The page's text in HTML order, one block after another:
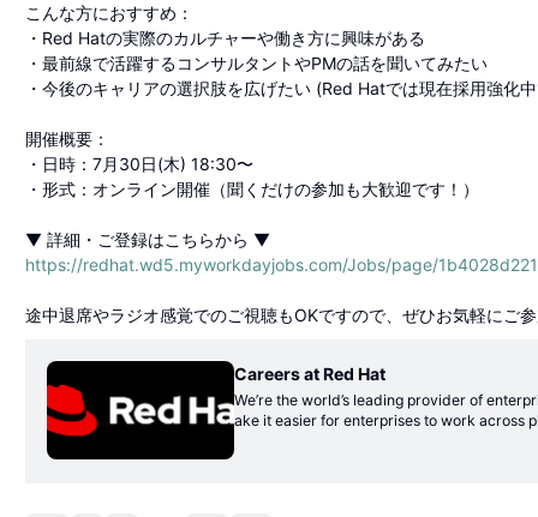
こんな方におすすめ：
・Red Hatの実際のカルチャーや働き方に興味がある
・最前線で活躍するコンサルタントやPMの話を聞いてみたい
・今後のキャリアの選択肢を広げたい (Red Hatでは現在採用強化
開催概要：
・日時：7月30日(木) 18:30〜
・形式：オンライン開催（聞くだけの参加も大歓迎です！）
▼ 詳細・ご登録はこちらから ▼
https://redhat.wd5.myworkdayjobs.com/Jobs/page/
途中退席やラジオ感覚でのご視聴もOKですので、ぜひお気軽にご
Careers at Red Hat
We’re the world’s leading provider of
ake it easier for enterprises to work across